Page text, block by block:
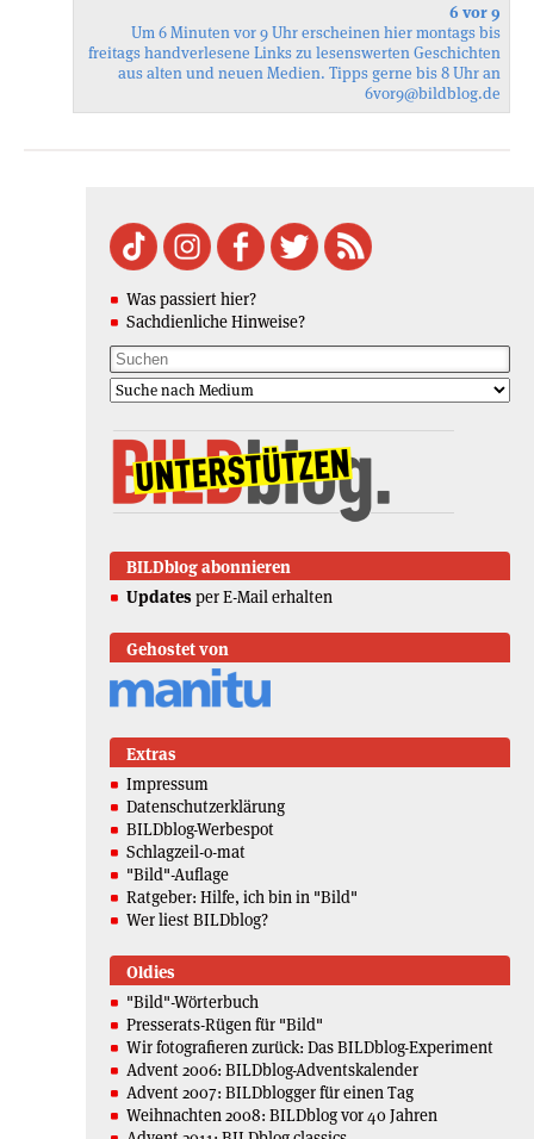
6 vor 9
Um 6 Minuten vor 9 Uhr erscheinen hier montags bis
freitags handverlesene Links zu lesenswerten Geschichten
aus alten und neuen Medien. Tipps gerne bis 8 Uhr an
6vor9@bildblog.de
Was passiert hier?
Sachdienliche Hinweise?
BILDblog abonnieren
Updates per E-Mail erhalten
Gehostet von
Extras
Impressum
Datenschutzerklärung
BILDblog-Werbespot
Schlagzeil-o-mat
"Bild"-Auflage
Ratgeber: Hilfe, ich bin in "Bild"
Wer liest BILDblog?
Oldies
"Bild"-Wörterbuch
Presserats-Rügen für "Bild"
Wir fotografieren zurück: Das BILDblog-Experiment
Advent 2006: BILDblog-Adventskalender
Advent 2007: BILDblogger für einen Tag
Weihnachten 2008: BILDblog vor 40 Jahren